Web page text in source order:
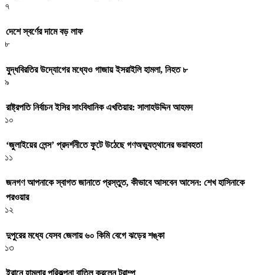
৭
দেশে স্বর্ণের দামে বড় লাফ
৮
যুদ্ধবিরতির উদ্যোগের মধ্যেও গাজায় ইসরাইলি হামলা, নিহত ৮
৯
রাষ্ট্রপতি নির্বাচন ইসির সাংবিধানিক এখতিয়ার: সালাহউদ্দিন আহমদ
১০
‘জুলাইয়ের লেন্স’ প্রদর্শনীতে ফুটে উঠেছে গণঅভ্যুত্থানের ভয়াবহতা
১১
জনগণ আপনাকে স্বাগত জানাতে প্রস্তুত, কীভাবে আসবেন আসেন: শেখ হাসিনাকে
পরওয়ার
১২
দুপুরের মধ্যে যেসব জেলায় ৬০ কিমি বেগে ঝড়ের শঙ্কা
১৩
ইরানে হামলার পরিকল্পনা বাতিল করলেন ট্রাম্প